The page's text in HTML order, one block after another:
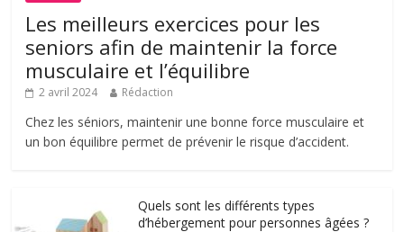
Les meilleurs exercices pour les
seniors afin de maintenir la force
musculaire et l’équilibre
2 avril 2024 Rédaction
Chez les séniors, maintenir une bonne force musculaire et
un bon équilibre permet de prévenir le risque d’accident.
Quels sont les différents types
d’hébergement pour personnes âgées ?